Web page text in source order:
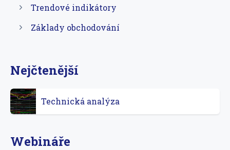
Trendové indikátory
Základy obchodování
Nejčtenější
Technická analýza
Webináře